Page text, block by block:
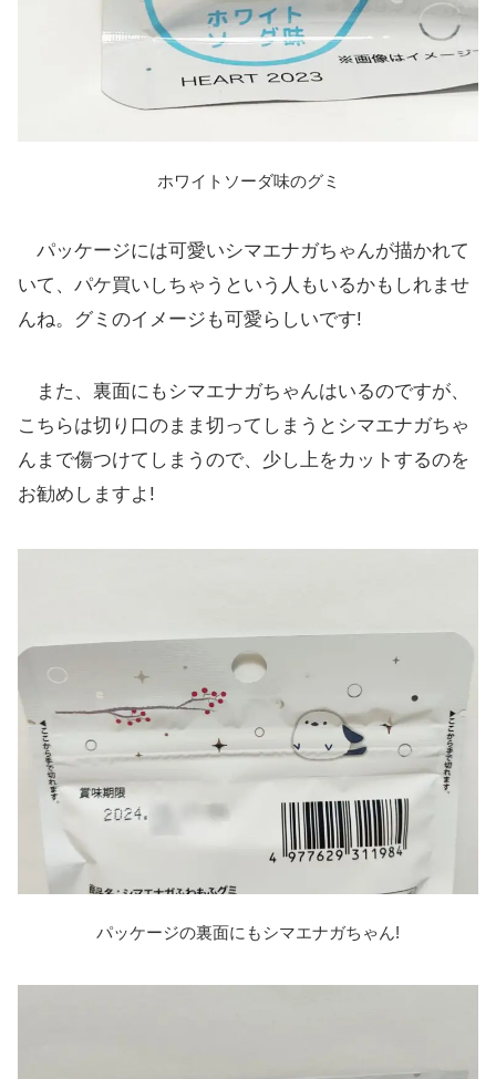
ホワイトソーダ味のグミ
パッケージには可愛いシマエナガちゃんが描かれて
いて、パケ買いしちゃうという人もいるかもしれませ
んね。グミのイメージも可愛らしいです!
また、裏面にもシマエナガちゃんはいるのですが、
こちらは切り口のまま切ってしまうとシマエナガちゃ
んまで傷つけてしまうので、少し上をカットするのを
お勧めしますよ!
パッケージの裏面にもシマエナガちゃん!